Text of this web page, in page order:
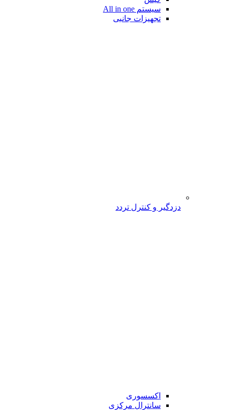
سیستم All in one
تجهیزات جانبی
دزدگیر و کنترل تردد
اکسسوری
سانترال مرکزی